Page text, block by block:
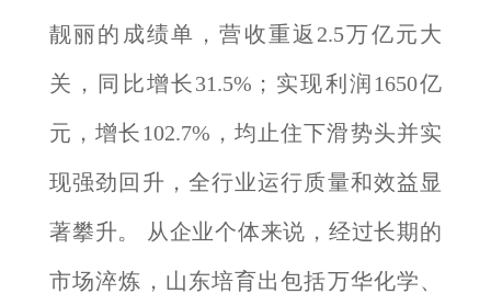
靓丽的成绩单，营收重返2.5万亿元大
关，同比增长31.5%；实现利润1650亿
元，增长102.7%，均止住下滑势头并实
现强劲回升，全行业运行质量和效益显
著攀升。 从企业个体来说，经过长期的
市场淬炼，山东培育出包括万华化学、